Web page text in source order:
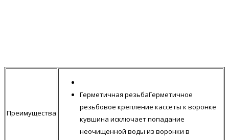
Преимущества
Герметичная резьбаГерметичное
резьбовое крепление кассеты к воронке
кувшина исключает попадание
неочищенной воды из воронки в